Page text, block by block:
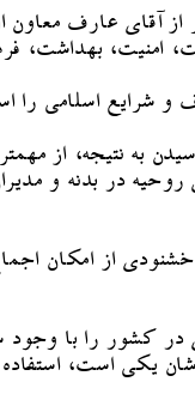
از آقای عارف
امنیت،
و شرایع اسلامی
به نتیجه، از
روحیه در بدنه و
خشنودی از امکان
کشور را با وجود
یکی است،